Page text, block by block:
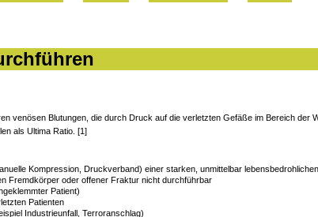
venösen Blutungen, die durch Druck auf die verletzten Gefäße im Bereich der
als Ultima Ratio. [1]
Kompression, Druckverband) einer starken, unmittelbar
Fremdkörper oder offener Fraktur nicht durchführbar
Patient)
Patienten
Industrieunfall, Terroranschlag)